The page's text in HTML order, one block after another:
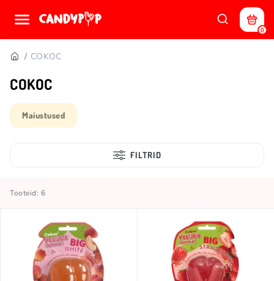
0
COKOC
COKOC
Maiustused
FILTRID
Tooteid: 6